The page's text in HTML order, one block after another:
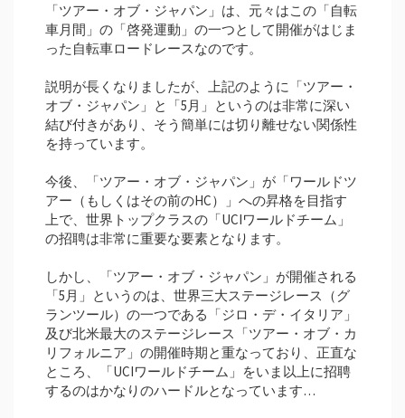
「ツアー・オブ・ジャパン」は、元々はこの「自転
車月間」の「啓発運動」の一つとして開催がはじま
った自転車ロードレースなのです。
説明が長くなりましたが、上記のように「ツアー・
オブ・ジャパン」と「5月」というのは非常に深い
結び付きがあり、そう簡単には切り離せない関係性
を持っています。
今後、「ツアー・オブ・ジャパン」が「ワールドツ
アー（もしくはその前のHC）」への昇格を目指す
上で、世界トップクラスの「UCIワールドチーム」
の招聘は非常に重要な要素となります。
しかし、「ツアー・オブ・ジャパン」が開催される
「5月」というのは、世界三大ステージレース（グ
ランツール）の一つである「ジロ・デ・イタリア」
及び北米最大のステージレース「ツアー・オブ・カ
リフォルニア」の開催時期と重なっており、正直な
ところ、「UCIワールドチーム」をいま以上に招聘
するのはかなりのハードルとなっています…